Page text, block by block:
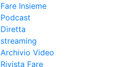
Fare Insieme
Podcast
Diretta
streaming
Archivio Video
Rivista Fare